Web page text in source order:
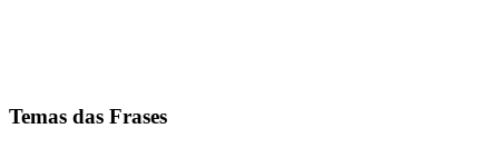
Temas das Frases